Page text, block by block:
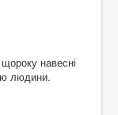
Туриз
навесні
людини.